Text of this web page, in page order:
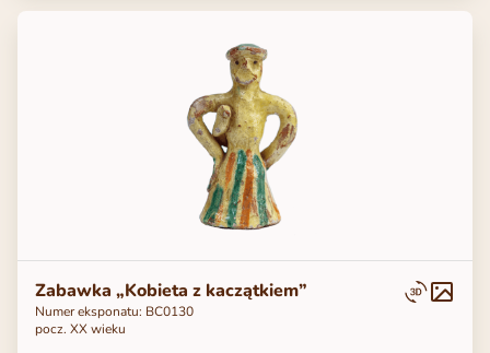
Zabawka „Kobieta z kaczątkiem”
Numer eksponatu: ВС0130
pocz. ХХ wieku